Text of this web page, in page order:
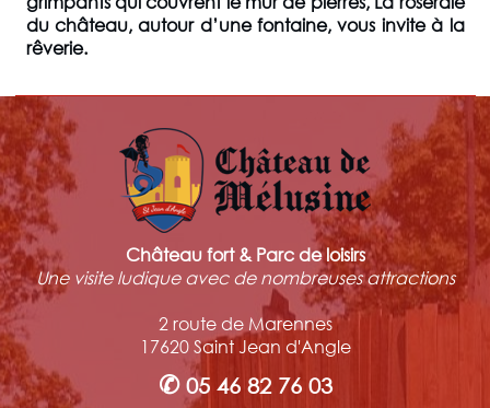
du château, autour d’une fontaine, vous invite à la
rêverie.
Château fort & Parc de loisirs
Une visite ludique avec de nombreuses attractions
2 route de Marennes
17620 Saint Jean d'Angle
✆ 05 46 82 76 03